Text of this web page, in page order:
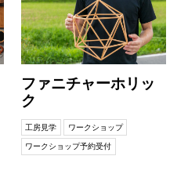
ファニチャーホリッ
ク
工房見学 ワークショップ
ワークショップ予約受付